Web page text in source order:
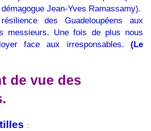
Jean-Yves Ramassamy).
des Guadeloupéens aux
messieurs. Une fois de plus nous
face aux irresponsables. (Le
de vue des
: